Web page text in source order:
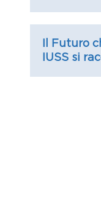
Il Futuro
IUSS si